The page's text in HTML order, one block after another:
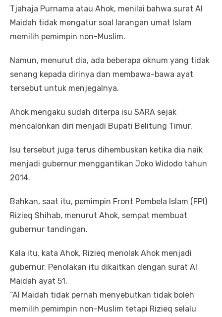
Tjahaja Purnama atau Ahok, menilai bahwa surat Al
Maidah tidak mengatur soal larangan umat Islam
memilih pemimpin non-Muslim.
Namun, menurut dia, ada beberapa oknum yang tidak
senang kepada dirinya dan membawa-bawa ayat
tersebut untuk menjegalnya.
Ahok mengaku sudah diterpa isu SARA sejak
mencalonkan diri menjadi Bupati Belitung Timur.
Isu tersebut juga terus dihembuskan ketika dia naik
menjadi gubernur menggantikan Joko Widodo tahun
2014.
Bahkan, saat itu, pemimpin Front Pembela Islam (FPI)
Rizieq Shihab, menurut Ahok, sempat membuat
gubernur tandingan.
Kala itu, kata Ahok, Rizieq menolak Ahok menjadi
gubernur. Penolakan itu dikaitkan dengan surat Al
Maidah ayat 51.
“Al Maidah tidak pernah menyebutkan tidak boleh
memilih pemimpin non-Muslim tetapi Rizieq selalu